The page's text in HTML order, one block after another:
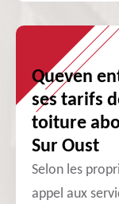
Queven
ses tarifs
toiture
Sur Oust
Selon les
appel aux